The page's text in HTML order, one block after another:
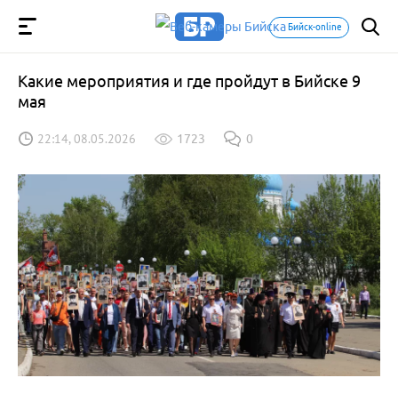
Бийск-online
Какие мероприятия и где пройдут в Бийске 9
мая
22:14, 08.05.2026 1723 0